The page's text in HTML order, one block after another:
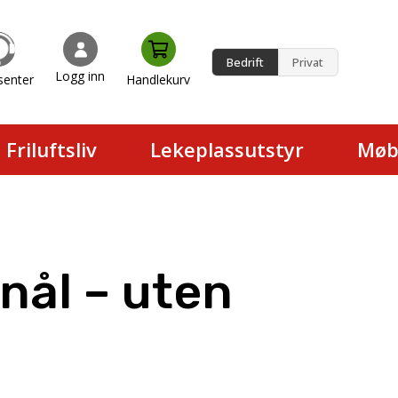
Logg inn Handlekurv
Bedrift Privat
Friluftsliv Lekeplassutstyr
– uten